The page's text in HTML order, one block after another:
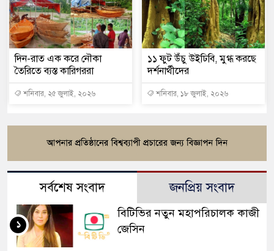
দিন-রাত এক করে নৌকা
তৈরিতে ব্যস্ত কারিগররা
শনিবার, ২৫ জুলাই, ২০২৬
১১ ফুট উঁচু উইঢিবি, মুগ্ধ করছে
দর্শনার্থীদের
শনিবার, ১৮ জুলাই, ২০২৬
সর্বশেষ সংবাদ জনপ্রিয় সংবাদ
বিটিভির নতুন মহাপরিচালক কাজী
জেসিন
১